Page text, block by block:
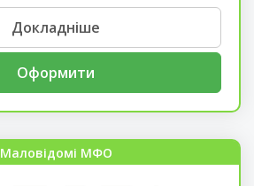
Докладніше
Оформити
Маловідомі МФО